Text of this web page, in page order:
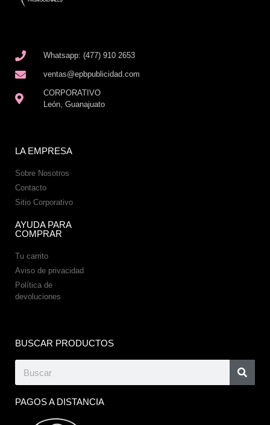
Whatsapp: (477) 910 2653
ventas@epbpublicidad.com
CORPORATIVO
León, Guanajuato
LA EMPRESA
Sobre Nosotros
Contacto
Sitio Corporativo
AYUDA PARA
COMPRAR
Tu carrito
Aviso de privacidad
Política de
devoluciones
BUSCAR PRODUCTOS
PAGOS A DISTANCIA